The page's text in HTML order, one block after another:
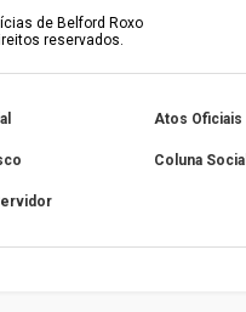
de Belford Roxo
reservados.
Atos Oficiais
Coluna Social